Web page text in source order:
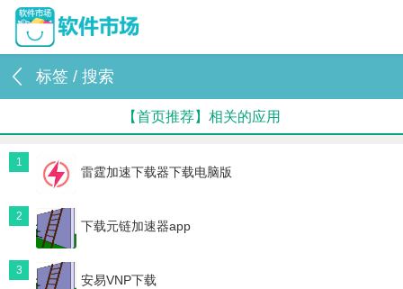
标签 / 搜索
【首页推荐】相关的应用
1
雷霆加速下载器下载电脑版
2
下载元链加速器app
3
安易VNP下载